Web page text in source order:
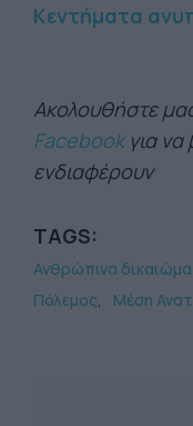
Κεντήματα
Ακολουθήστε
Facebookγια να
ενδιαφέρουν
TAGS:
Ανθρώπινα
Πόλεμος
Μέση